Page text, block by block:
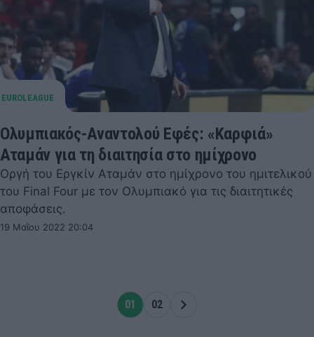
Ολυμπιακός-Αναντολού Εφές: «Καρφιά»
Αταμάν για τη διαιτησία στο ημίχρονο
Οργή του Εργκίν Αταμάν στο ημίχρονο του ημιτελικού
του Final Four με τον Ολυμπιακό για τις διαιτητικές
αποφάσεις.
19 Μαΐου 2022 20:04
01 02